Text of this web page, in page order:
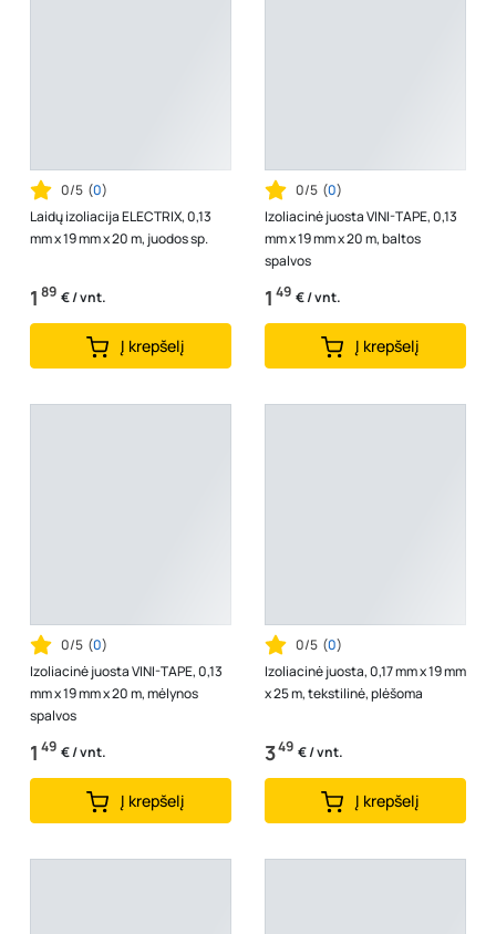
0/5 (0)
Laidų izoliacija ELECTRIX, 0,13
mm x 19 mm x 20 m, juodos sp.
1 89 € / vnt.
Į krepšelį
0/5 (0)
Izoliacinė juosta VINI-TAPE, 0,13
mm x 19 mm x 20 m, baltos
spalvos
1 49 € / vnt.
Į krepšelį
0/5 (0)
Izoliacinė juosta VINI-TAPE, 0,13
mm x 19 mm x 20 m, mėlynos
spalvos
1 49 € / vnt.
Į krepšelį
0/5 (0)
Izoliacinė juosta, 0,17 mm x 19 mm
x 25 m, tekstilinė, plėšoma
349 € / vnt.
Į krepšelį